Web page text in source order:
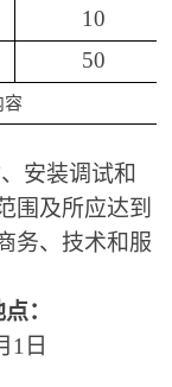
10
50
容
安装调试和
围及所应达到
务、技术和服
：
1日